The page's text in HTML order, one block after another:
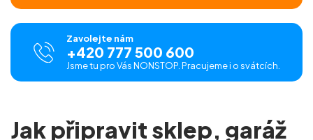
Zavolejte nám
+420 777 500 600
Jsme tu pro Vás NONSTOP. Pracujeme i o svátcích.
Jak připravit sklep, garáž